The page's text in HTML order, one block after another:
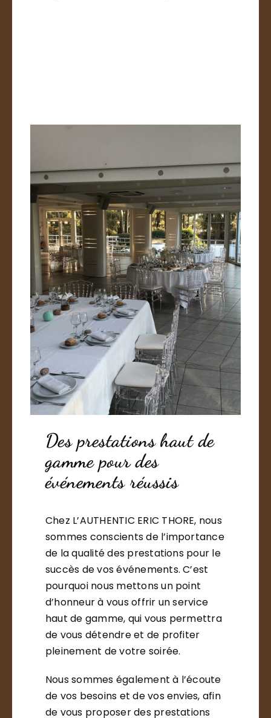
Des prestations haut de
gamme pour des
événements réussis
Chez L’AUTHENTIC ERIC THORE, nous
sommes conscients de l’importance
de la qualité des prestations pour le
succès de vos événements. C’est
pourquoi nous mettons un point
d’honneur à vous offrir un service
haut de gamme, qui vous permettra
de vous détendre et de profiter
pleinement de votre soirée.
Nous sommes également à l’écoute
de vos besoins et de vos envies, afin
de vous proposer des prestations